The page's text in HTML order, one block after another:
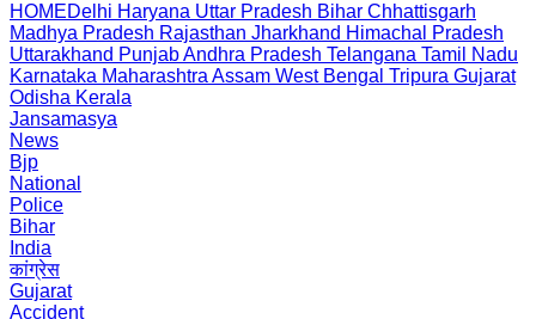
HOMEDelhi Haryana Uttar Pradesh Bihar Chhattisgarh
Madhya Pradesh Rajasthan Jharkhand Himachal Pradesh
Uttarakhand PunjabAndhra Pradesh Telangana Tamil Nadu
Karnataka Maharashtra Assam West Bengal Tripura Gujarat
Odisha Kerala
Jansamasya
News
Bjp
National
Police
Bihar
India
कांग्रेस
Gujarat
Accident